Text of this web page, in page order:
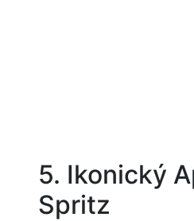
5. Ikonický
Spritz